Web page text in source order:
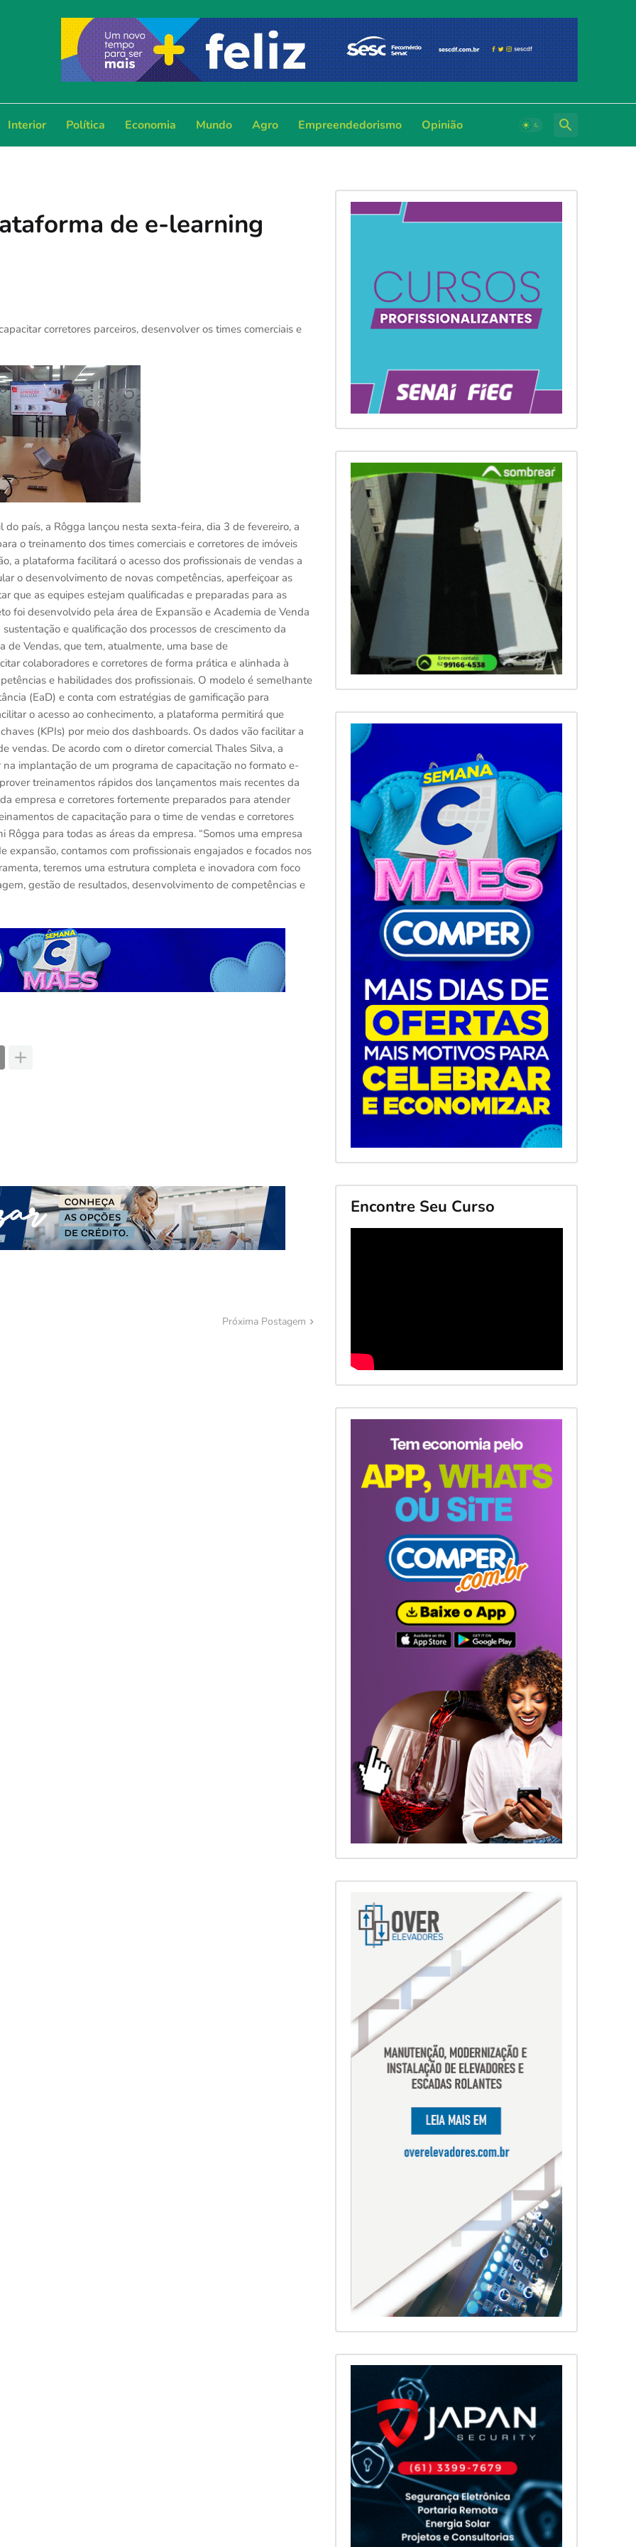
Interior Política Economia Mundo Agro Empreendedorismo Opinião
de e-learning
corretores parceiros, desenvolver os times comerciais e
país, a Rôgga lançou nesta sexta-feira, dia 3 de fevereiro, a
o treinamento dos times comerciais e corretores de imóveis
a plataforma facilitará o acesso dos profissionais de vendas a
o desenvolvimento de novas competências, aperfeiçoar as
que as equipes estejam qualificadas e preparadas para as
foi desenvolvido pela área de Expansão e Academia de Venda
e qualificação dos processos de crescimento da
de Vendas, que tem, atualmente, uma base de
colaboradores e corretores de forma prática e alinhada à
e habilidades dos profissionais. O modelo é semelhante
(EaD) e conta com estratégias de gamificação para
o acesso ao conhecimento, a plataforma permitirá que
(KPIs) por meio dos dashboards. Os dados vão facilitar a
vendas. De acordo com o diretor comercial Thales Silva, a
implantação de um programa de capacitação no formato e-
treinamentos rápidos dos lançamentos mais recentes da
empresa e corretores fortemente preparados para atender
de capacitação para o time de vendas e corretores
para todas as áreas da empresa. “Somos uma empresa
expansão, contamos com profissionais engajados e focados nos
teremos uma estrutura completa e inovadora com foco
gestão de resultados, desenvolvimento de competências e
Próxima Postagem
Encontre Seu Curso